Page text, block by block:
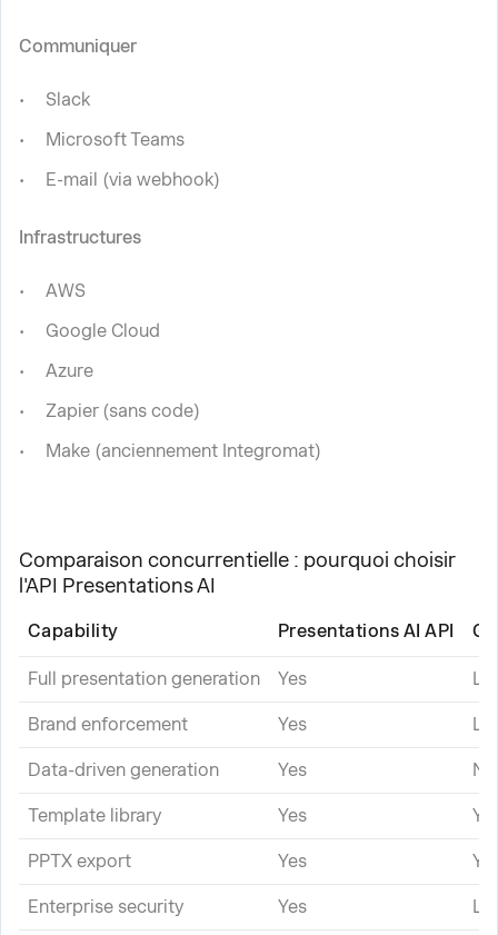
Communiquer
Slack
Microsoft Teams
E-mail (via webhook)
Infrastructures
AWS
Google Cloud
Azure
Zapier (sans code)
Make (anciennement Integromat)
Comparaison concurrentielle : pourquoi choisir
l'API Presentations AI
Capability Presentations AI API
Full presentation generation Yes
Brand enforcement Yes
Data-driven generation Yes No
Template library Yes
PPTX export Yes
Enterprise security Yes